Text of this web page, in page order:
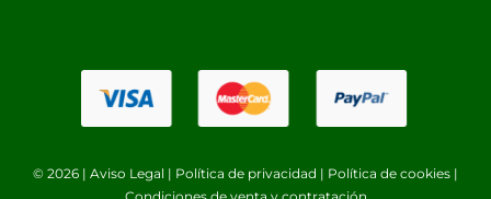
© 2026 | Aviso Legal | Política de privacidad | Política de cookies |